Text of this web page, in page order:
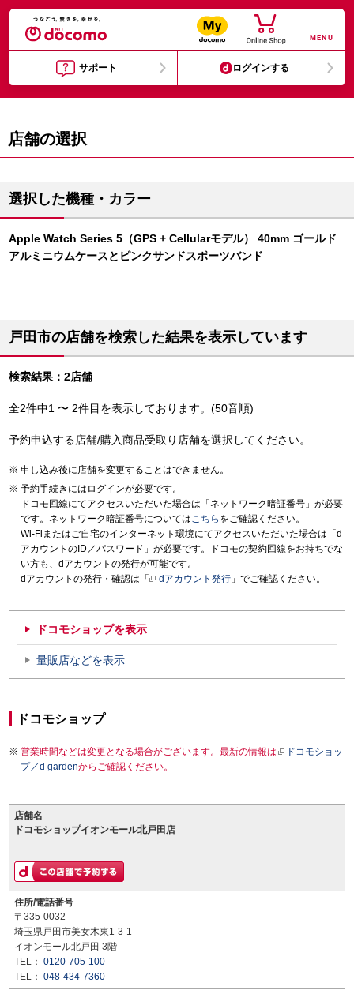
MENU
サポート ログインする
店舗の選択
選択した機種・カラー
Apple Watch Series 5（GPS + Cellularモデル） 40mm ゴールド
アルミニウムケースとピンクサンドスポーツバンド
戸田市の店舗を検索した結果を表示しています
検索結果：2店舗
全2件中1 〜 2件目を表示しております。(50音順)
予約申込する店舗/購入商品受取り店舗を選択してください。
申し込み後に店舗を変更することはできません。
予約手続きにはログインが必要です。
ドコモ回線にてアクセスいただいた場合は「ネットワーク暗証番号」が必要
です。ネットワーク暗証番号についてはこちら をご確認ください。
Wi-Fiまたはご自宅のインターネット環境にてアクセスいただいた場合は「d
アカウントのID／パスワード」が必要です。ドコモの契約回線をお持ちでな
い方も、dアカウントの発行が可能です。
dアカウントの発行・確認は「
dアカウント発行 」でご確認ください。
ドコモショップを表示
量販店などを表示
ドコモショップ
営業時間などは変更となる場合がございます。最新の情報は
ドコモショッ
プ／d gardenからご確認ください。
店舗名
ドコモショップイオンモール北戸田店
住所/電話番号
〒335-0032
埼玉県戸田市美女木東1-3-1
イオンモール北戸田 3階
TEL： 0120-705-100
TEL： 048-434-7360